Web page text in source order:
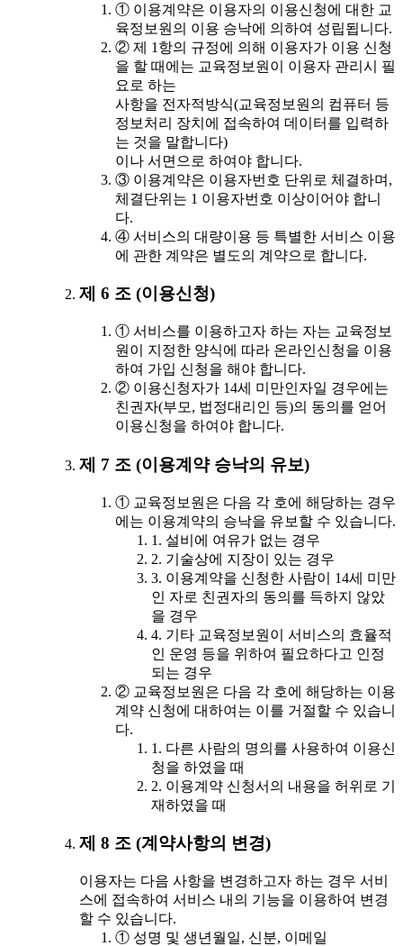
① 이용계약은 이용자의 이용신청에 대한 교
육정보원의 이용 승낙에 의하여 성립됩니다.
② 제 1항의 규정에 의해 이용자가 이용 신청
을 할 때에는 교육정보원이 이용자 관리시 필
요로 하는
사항을 전자적방식(교육정보원의 컴퓨터 등
정보처리 장치에 접속하여 데이터를 입력하
는 것을 말합니다)
이나 서면으로 하여야 합니다.
③ 이용계약은 이용자번호 단위로 체결하며,
체결단위는 1 이용자번호 이상이어야 합니
다.
④ 서비스의 대량이용 등 특별한 서비스 이용
에 관한 계약은 별도의 계약으로 합니다.
제 6 조 (이용신청)
① 서비스를 이용하고자 하는 자는 교육정보
원이 지정한 양식에 따라 온라인신청을 이용
하여 가입 신청을 해야 합니다.
② 이용신청자가 14세 미만인자일 경우에는
친권자(부모, 법정대리인 등)의 동의를 얻어
이용신청을 하여야 합니다.
제 7 조 (이용계약 승낙의 유보)
① 교육정보원은 다음 각 호에 해당하는 경우
에는 이용계약의 승낙을 유보할 수 있습니다.
1. 설비에 여유가 없는 경우
2. 기술상에 지장이 있는 경우
3. 이용계약을 신청한 사람이 14세 미만
인 자로 친권자의 동의를 득하지 않았
을 경우
4. 기타 교육정보원이 서비스의 효율적
인 운영 등을 위하여 필요하다고 인정
되는 경우
② 교육정보원은 다음 각 호에 해당하는 이용
계약 신청에 대하여는 이를 거절할 수 있습니
다.
1. 다른 사람의 명의를 사용하여 이용신
청을 하였을 때
2. 이용계약 신청서의 내용을 허위로 기
재하였을 때
제 8 조 (계약사항의 변경)
이용자는 다음 사항을 변경하고자 하는 경우 서비
스에 접속하여 서비스 내의 기능을 이용하여 변경
할 수 있습니다.
① 성명 및 생년월일, 신분, 이메일